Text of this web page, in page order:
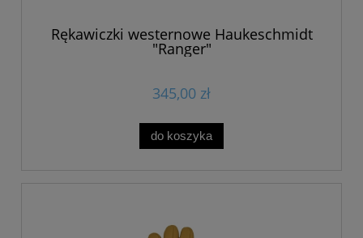
Rękawiczki westernowe Haukeschmidt
"Ranger"
345,00 zł
do koszyka